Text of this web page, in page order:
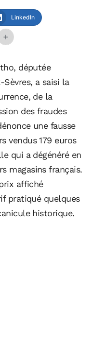
LinkedIn
députée
Sèvres, a saisi la
de la
des fraudes
une fausse
vendus 179 euros
qui a dégénéré en
magasins français.
affiché
pratiqué quelques
historique.